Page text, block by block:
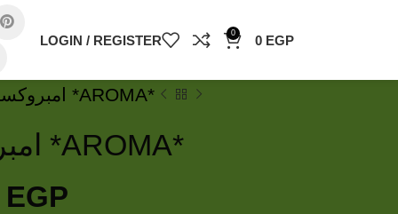
LOGIN / REGISTER 0 0 EGP
Ambroxan امبروكسان *AROMA*
Ambroxan امبروكسان *AROMA*
EGP